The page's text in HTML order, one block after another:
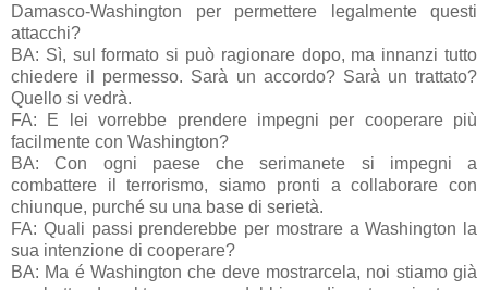
Damasco-Washington per permettere legalmente questi
attacchi?
BA: Sì, sul formato si può ragionare dopo, ma innanzi tutto
chiedere il permesso. Sarà un accordo? Sarà un trattato?
Quello si vedrà.
FA: E lei vorrebbe prendere impegni per cooperare più
facilmente con Washington?
BA: Con ogni paese che serimanete si impegni a
combattere il terrorismo, siamo pronti a collaborare con
chiunque, purché su una base di serietà.
FA: Quali passi prenderebbe per mostrare a Washington la
sua intenzione di cooperare?
BA: Ma é Washington che deve mostrarcela, noi stiamo già